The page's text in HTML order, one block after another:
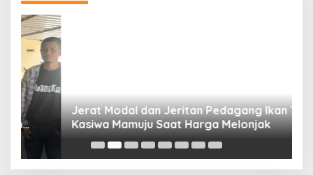
Jerat Modal dan Jeritan Pedagang Ikan TPI
Kasiwa Mamuju Saat Harga Melonjak